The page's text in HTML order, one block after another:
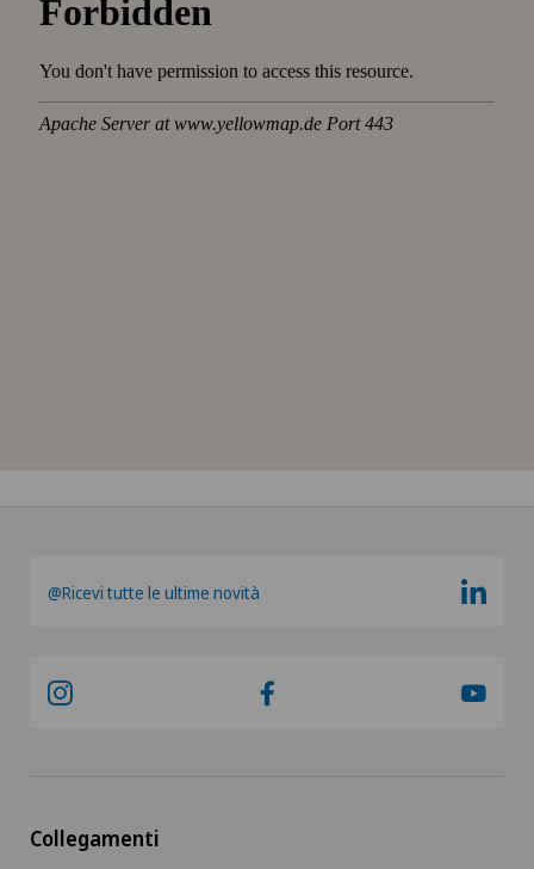
@Ricevi tutte le ultime novità
Collegamenti